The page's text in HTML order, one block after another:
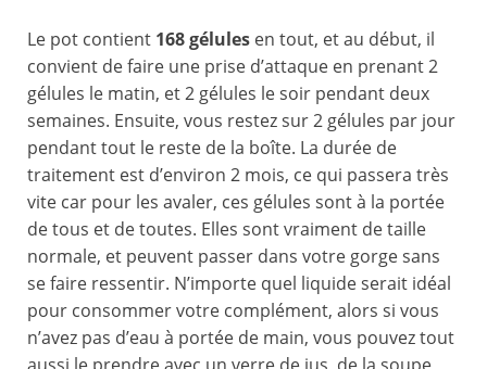
Le pot contient 168 gélules en tout, et au début, il
convient de faire une prise d’attaque en prenant 2
gélules le matin, et 2 gélules le soir pendant deux
semaines. Ensuite, vous restez sur 2 gélules par jour
pendant tout le reste de la boîte. La durée de
traitement est d’environ 2 mois, ce qui passera très
vite car pour les avaler, ces gélules sont à la portée
de tous et de toutes. Elles sont vraiment de taille
normale, et peuvent passer dans votre gorge sans
se faire ressentir. N’importe quel liquide serait idéal
pour consommer votre complément, alors si vous
n’avez pas d’eau à portée de main, vous pouvez tout